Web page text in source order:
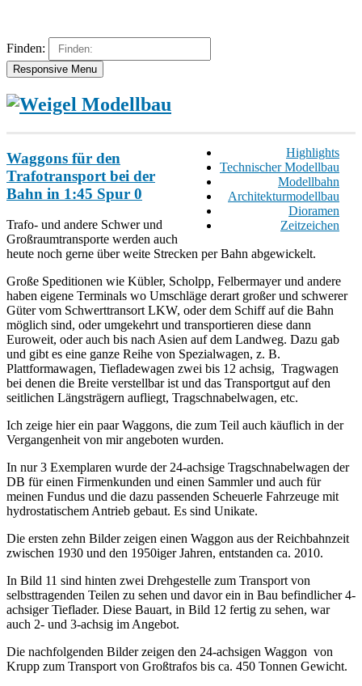
Finden:
Responsive Menu
Highlights
Technischer Modellbau
Modellbahn
Architekturmodellbau
Dioramen
Zeitzeichen
Waggons für den
Trafotransport bei der
Bahn in 1:45 Spur 0
Trafo- und andere Schwer und
Großraumtransporte werden auch
heute noch gerne über weite Strecken per Bahn abgewickelt.
Große Speditionen wie Kübler, Scholpp, Felbermayer und andere
haben eigene Terminals wo Umschläge derart großer und schwerer
Güter vom Schwerttransort LKW, oder dem Schiff auf die Bahn
möglich sind, oder umgekehrt und transportieren diese dann
Euroweit, oder auch bis nach Asien auf dem Landweg. Dazu gab
und gibt es eine ganze Reihe von Spezialwagen, z. B.
Plattformawagen, Tiefladewagen zwei bis 12 achsig, Tragwagen
bei denen die Breite verstellbar ist und das Transportgut auf den
seitlichen Längsträgern aufliegt, Tragschnabelwagen, etc.
Ich zeige hier ein paar Waggons, die zum Teil auch käuflich in der
Vergangenheit von mir angeboten wurden.
In nur 3 Exemplaren wurde der 24-achsige Tragschnabelwagen der
DB für einen Firmenkunden und einen Sammler und auch für
meinen Fundus und die dazu passenden Scheuerle Fahrzeuge mit
hydrostatischem Antrieb gebaut. Es sind Unikate.
Die ersten zehn Bilder zeigen einen Waggon aus der Reichbahnzeit
zwischen 1930 und den 1950iger Jahren, entstanden ca. 2010.
In Bild 11 sind hinten zwei Drehgestelle zum Transport von
selbsttragenden Teilen zu sehen und davor ein in Bau befindlicher 4-
achsiger Tieflader. Diese Bauart, in Bild 12 fertig zu sehen, war
auch 2- und 3-achsig im Angebot.
Die nachfolgenden Bilder zeigen den 24-achsigen Waggon von
Krupp zum Transport von Großtrafos bis ca. 450 Tonnen Gewicht.